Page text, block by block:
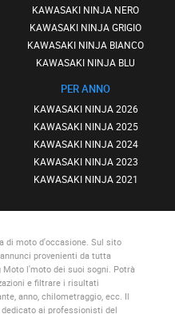
KAWASAKI NINJA NERO
KAWASAKI NINJA GRIGIO
KAWASAKI NINJA BIANCO
KAWASAKI NINJA BLU
PER ANNO
KAWASAKI NINJA 2026
KAWASAKI NINJA 2025
KAWASAKI NINJA 2024
KAWASAKI NINJA 2023
KAWASAKI NINJA 2021
di moto d'occasione. Sul sito
provenienti da tutta
Motol'moto dei suoi sogni. Potrà
e filtrare i risultati
anno, chilometraggio, ecc. Il
ai professionisti del